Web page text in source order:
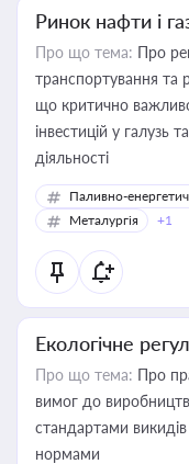
Ринок нафти і
Про що тема: Про
транспортування та
що критично
інвестицій у галузь
діяльності
Паливно-
Металургія
+1
Екологічне
Про що тема: Про
вимог до
стандартами
нормами